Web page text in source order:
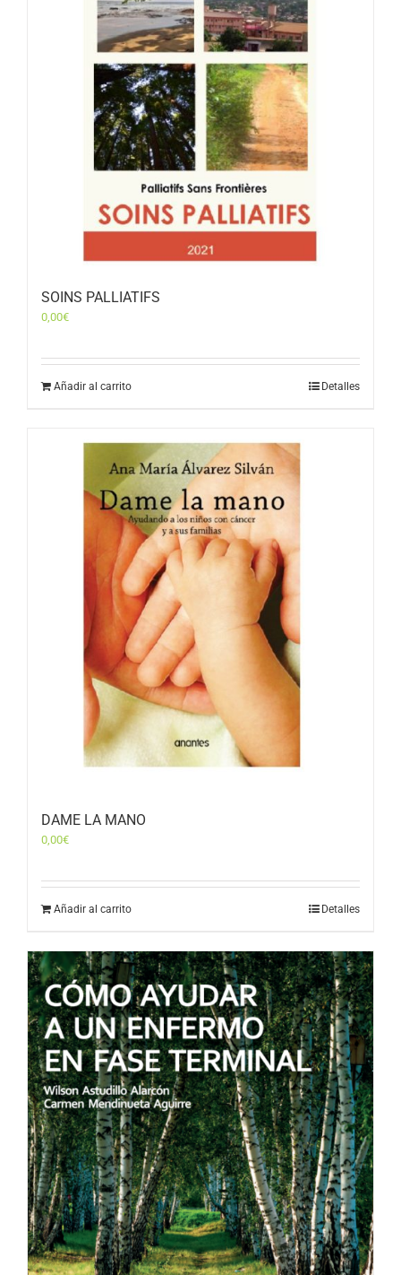
SOINS PALLIATIFS
0,00€
Añadir al carrito Detalles
DAME LA MANO
0,00€
Añadir al carrito Detalles